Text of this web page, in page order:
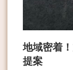
地域密着
提案